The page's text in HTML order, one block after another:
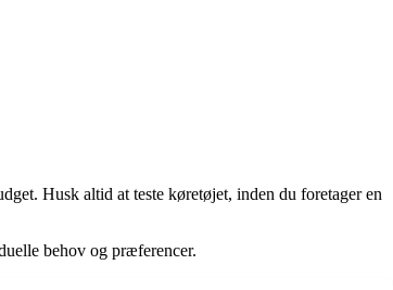
Husk altid at teste køretøjet, inden du foretager en
behov og præferencer.